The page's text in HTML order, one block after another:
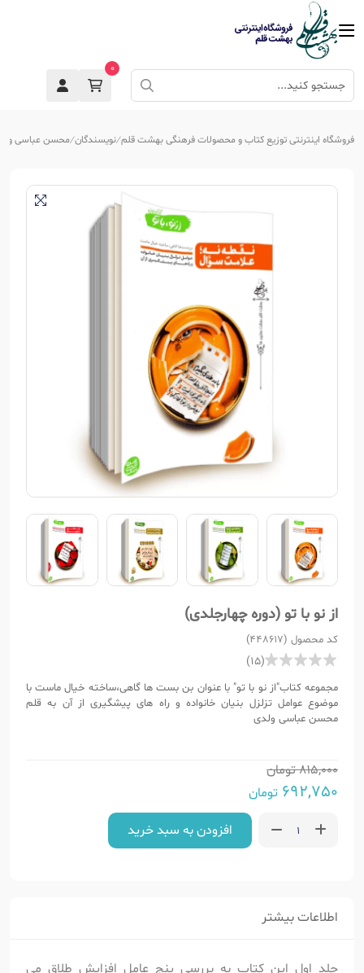
0
فروشگاه اینترنتی توزیع کتاب و محصولات فرهنگی بهشت قلم نویسندگان محسن عباسی
از نو با تو (دوره چهارجلدی)
کد محصول (448617)
(15)
مجموعه کتاب"از نو با تو" با عنوان بن بست ها گاهی،ساخته خیال ماست با
موضوع عوامل تزلزل بنیان خانواده و راه های پیشگیری از آن به قلم
محسن عباسی ولدی
815,000تومان
692,750 تومان
افزودن به سبد خرید
اطلاعات بیشتر
جلد اول این کتاب به بررسی پنج عامل افزایش طلاق می